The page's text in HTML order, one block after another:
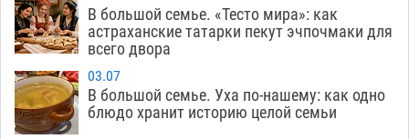
18:00
Завтра астраханцы проведут день в режиме
экстремальной температурной нагрузки
17:09
Астраханский котлован с мусором угрожает
плодородию Харабалинского района
В большой семье. «Тесто мира»: как
астраханские татарки пекут эчпочмаки для
всего двора
03.07
В большой семье. Уха по-нашему: как одно
блюдо хранит историю целой семьи